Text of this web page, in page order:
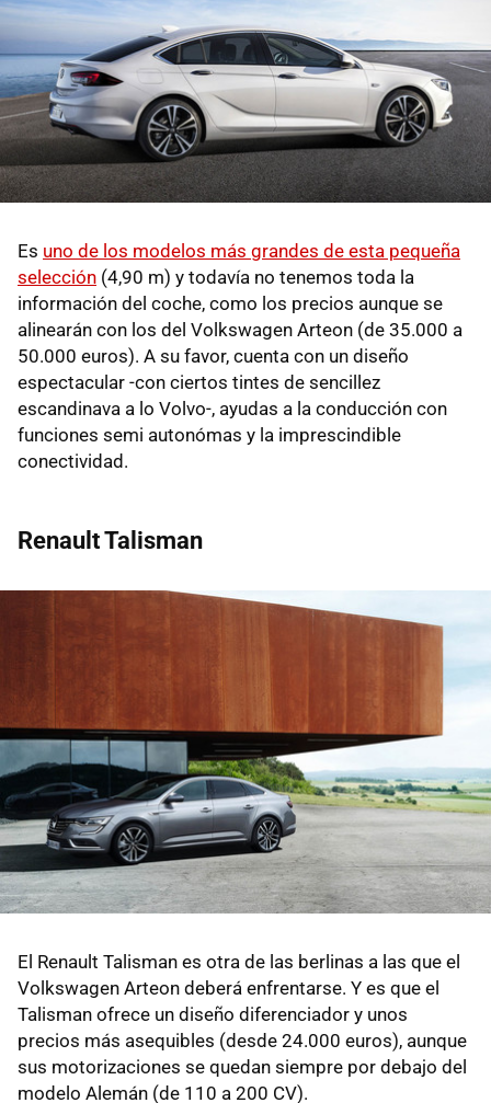
Es uno de los modelos más grandes de esta pequeña
selección (4,90 m) y todavía no tenemos toda la
información del coche, como los precios aunque se
alinearán con los del Volkswagen Arteon (de 35.000 a
50.000 euros). A su favor, cuenta con un diseño
espectacular -con ciertos tintes de sencillez
escandinava a lo Volvo-, ayudas a la conducción con
funciones semi autonómas y la imprescindible
conectividad.
Renault Talisman
El Renault Talisman es otra de las berlinas a las que el
Volkswagen Arteon deberá enfrentarse. Y es que el
Talisman ofrece un diseño diferenciador y unos
precios más asequibles (desde 24.000 euros), aunque
sus motorizaciones se quedan siempre por debajo del
modelo Alemán (de 110 a 200 CV).